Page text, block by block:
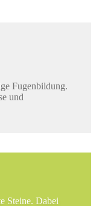
Fugenbildung.
und
Steine. Dabei